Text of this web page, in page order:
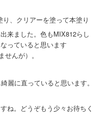
、クリアーを塗って本塗り
来ました。色もMIX812らし
っていると思います
せんが）。
麗に直っていると思います。
ね。どうぞもう少々お待ちく